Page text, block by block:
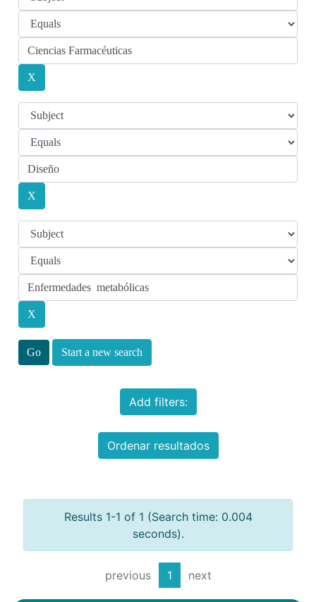
Start a new search
Add filters:
Ordenar resultados
Results 1-1 of 1 (Search time: 0.004
seconds).
previous 1 next